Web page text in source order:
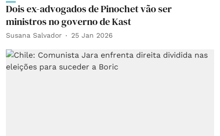
Dois ex-advogados de Pinochet vão ser
ministros no governo de Kast
Susana Salvador 25 Jan 2026